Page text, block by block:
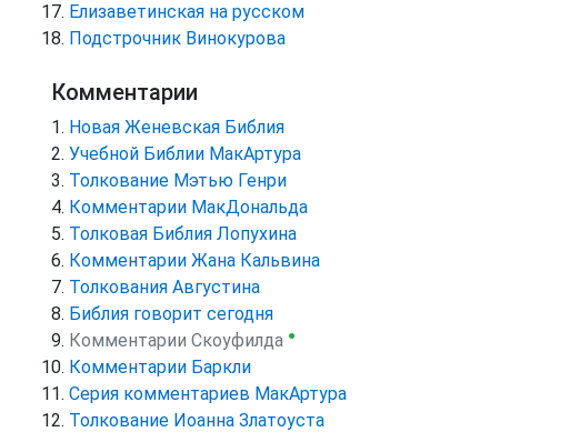
Елизаветинская на русском
Подстрочник Винокурова
Комментарии
Новая Женевская Библия
Учебной Библии МакАртура
Толкование Мэтью Генри
Комментарии МакДональда
Толковая Библия Лопухина
Комментарии Жана Кальвина
Толкования Августина
Библия говорит сегодня
Комментарии Скоуфилда ●
Комментарии Баркли
Серия комментариев МакАртура
Толкование Иоанна Златоуста